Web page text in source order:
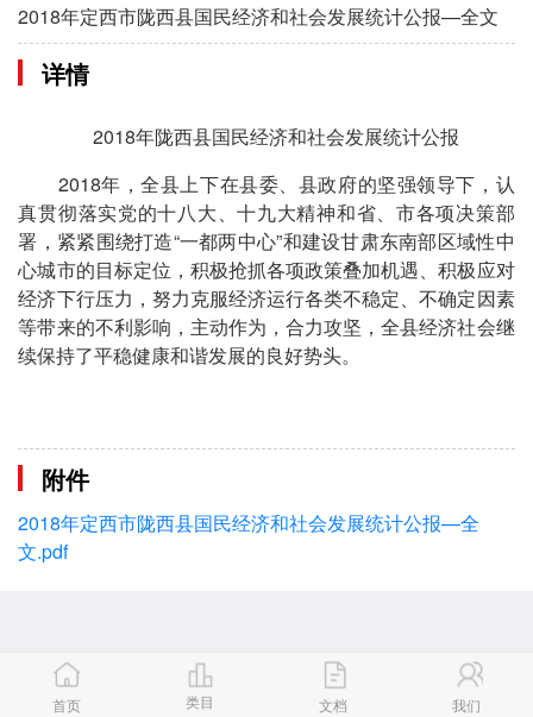
2018年定西市陇西县国民经济和社会发展统计公报—全文
详情
2018年陇西县国民经济和社会发展统计公报
2018年，全县上下在县委、县政府的坚强领导下，认
真贯彻落实党的十八大、十九大精神和省、市各项决策部
署，紧紧围绕打造“一都两中心”和建设甘肃东南部区域性中
心城市的目标定位，积极抢抓各项政策叠加机遇、积极应对
经济下行压力，努力克服经济运行各类不稳定、不确定因素
等带来的不利影响，主动作为，合力攻坚，全县经济社会继
续保持了平稳健康和谐发展的良好势头。
附件
2018年定西市陇西县国民经济和社会发展统计公报—全
文.pdf
首页 类目 文档 我们